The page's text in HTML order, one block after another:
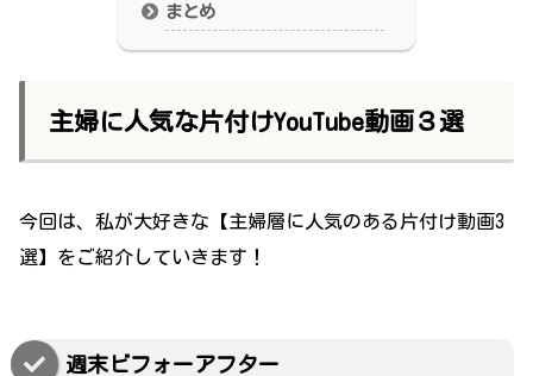
まとめ
主婦に人気な片付けYouTube動画３選
今回は、私が大好きな【主婦層に人気のある片付け動画3
選】をご紹介していきます！
週末ビフォーアフター